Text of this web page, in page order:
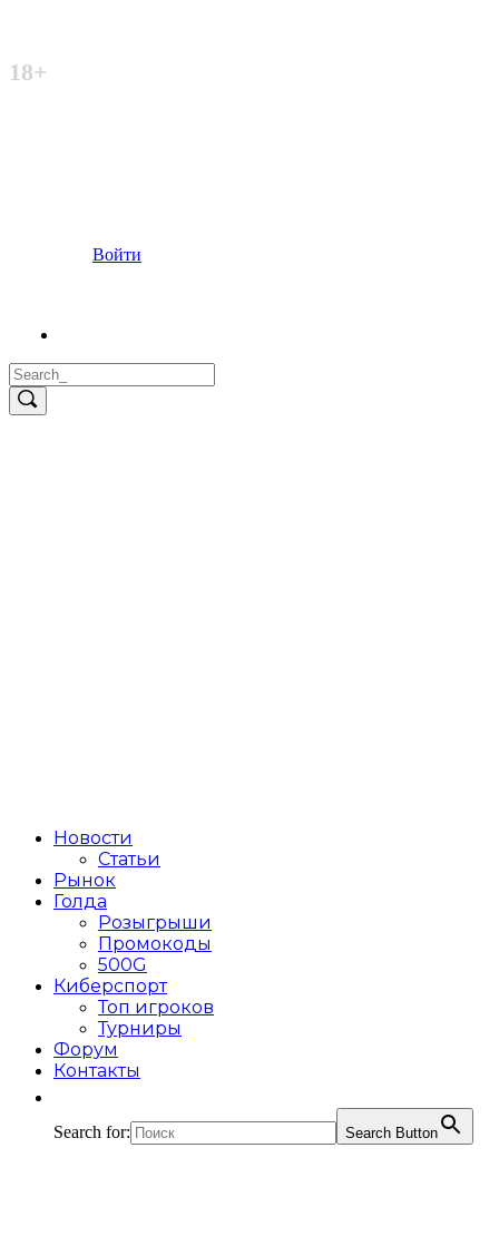
18+
Войти
Новости
Статьи
Рынок
Голда
Розыгрыши
Промокоды
500G
Киберспорт
Топ игроков
Турниры
Форум
Контакты
Search for: Search Button